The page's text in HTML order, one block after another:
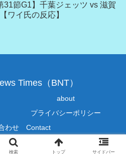
31節G1】千葉ジェッツ vs 滋賀
ワイ氏の反応】
Times（BNT）
about
プライバシーポリシー
わせ Contact
News Times（BNT）.
検索 トップ サイドバー